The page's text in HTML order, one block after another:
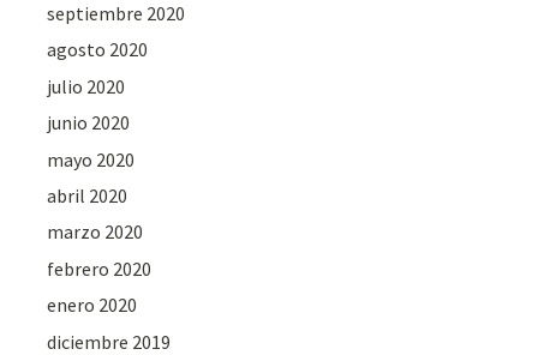
septiembre 2020
agosto 2020
julio 2020
junio 2020
mayo 2020
abril 2020
marzo 2020
febrero 2020
enero 2020
diciembre 2019